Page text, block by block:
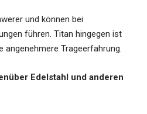
und können bei
führen. Titan hingegen ist
angenehmere Trageerfahrung.
Edelstahl und anderen